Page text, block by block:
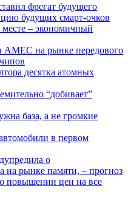
фрегат будущего
будущих смарт-очков
– экономичный
на рынке передового
десятка атомных
“добивает”
база, а не громкие
в первом
о
на рынке памяти, – прогноз
повышении цен на все